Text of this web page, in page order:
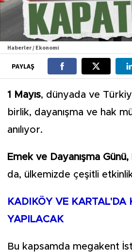
Haberler / Ekonomi
PAYLAŞ
1 Mayıs, dünyada ve
birlik, dayanışma ve hak
anılıyor.
Emek ve Dayanışma Günü,
da, ülkemizde çeşitli
KADIKÖY VE KARTAL'DA
YAPILACAK
Bu kapsamda megakent